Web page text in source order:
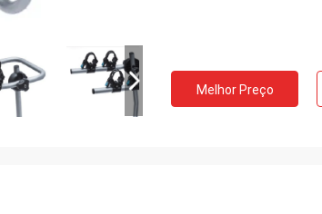
Melhor Preço